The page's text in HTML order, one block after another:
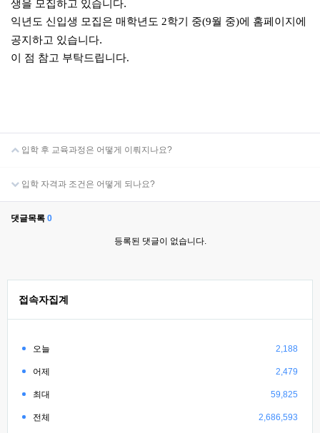
생을 모집하고 있습니다.
익년도 신입생 모집은 매학년도 2학기 중(9월 중)에 홈페이지에
공지하고 있습니다.
이 점 참고 부탁드립니다.
입학 후 교육과정은 어떻게 이뤄지나요?
입학 자격과 조건은 어떻게 되나요?
댓글목록 0
등록된 댓글이 없습니다.
접속자집계
오늘 2,188
어제 2,479
최대 59,825
전체 2,686,593